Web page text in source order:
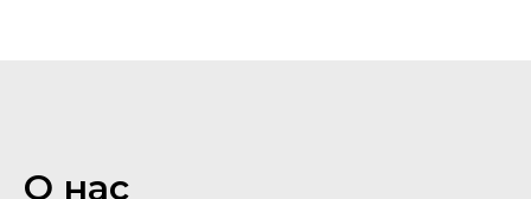
О нас